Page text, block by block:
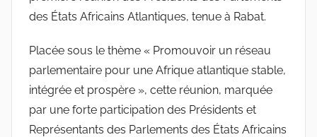
des États Africains Atlantiques, tenue à Rabat.
Placée sous le thème « Promouvoir un réseau
parlementaire pour une Afrique atlantique stable,
intégrée et prospère », cette réunion, marquée
par une forte participation des Présidents et
Représentants des Parlements des États Africains